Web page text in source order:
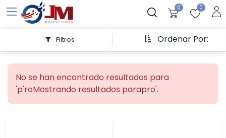
0 0
Ordenar Por:
Filtros
No se han encontrado resultados para
'p'roMostrando resultados parapro'.